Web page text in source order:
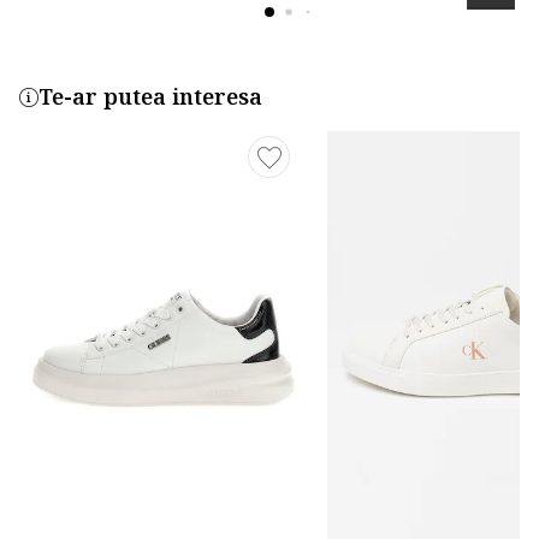
Te-ar putea interesa